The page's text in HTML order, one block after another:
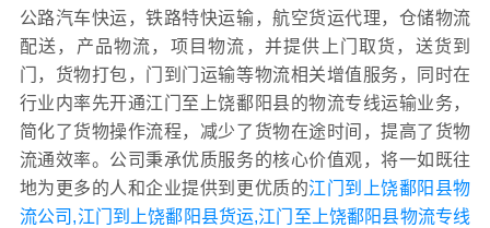
公路汽车快运，铁路特快运输，航空货运代理，仓储物流
配送，产品物流，项目物流，并提供上门取货，送货到
门，货物打包，门到门运输等物流相关增值服务，同时在
行业内率先开通江门至上饶鄱阳县的物流专线运输业务，
简化了货物操作流程，减少了货物在途时间，提高了货物
流通效率。公司秉承优质服务的核心价值观，将一如既往
地为更多的人和企业提供到更优质的江门到上饶鄱阳县物
流公司,江门到上饶鄱阳县货运,江门至上饶鄱阳县物流专线